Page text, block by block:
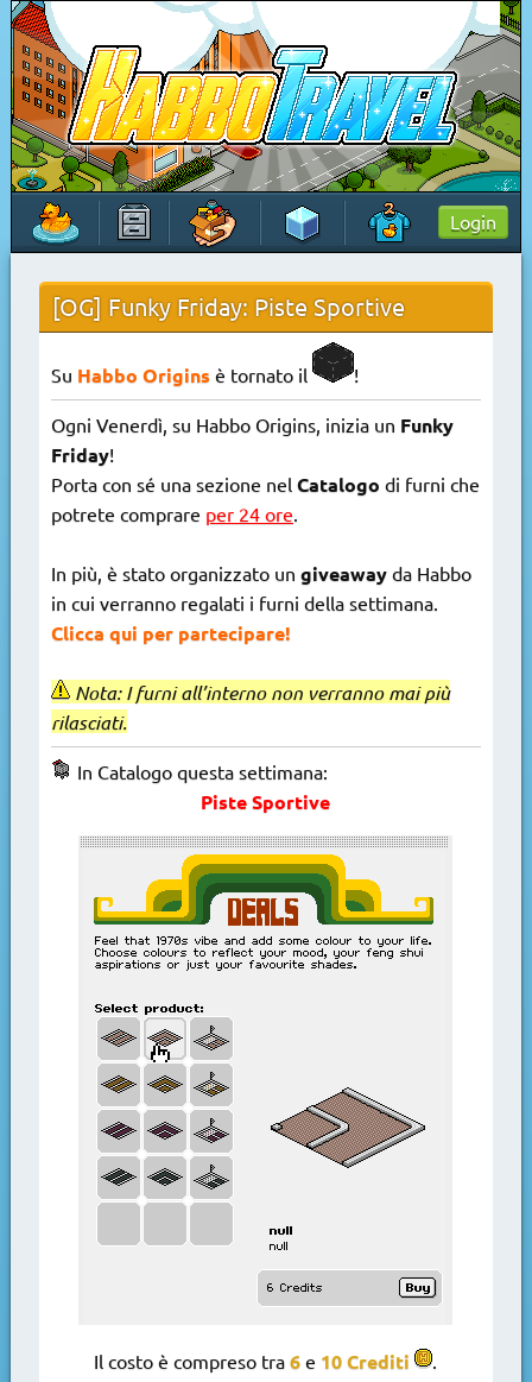
Skip
to
content
HabboTravel
Un viaggio di pixel!
Login
[OG] Funky Friday: Piste Sportive
Su Habbo Origins è tornato il !
Ogni Venerdì, su Habbo Origins, inizia un Funky
Friday!
Porta con sé una sezione nel Catalogo di furni che
potrete comprare per 24 ore.
In più, è stato organizzato un giveawayda Habbo
in cui verranno regalati i furni della settimana.
Clicca qui per partecipare!
Nota: I furni all’interno non verranno mai più
rilasciati.
In Catalogo questa settimana:
Piste Sportive
Il costo è compreso tra6e 10Crediti .